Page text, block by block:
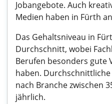
Jobangebote. Auch
Medien haben in Fürth
Das Gehaltsniveau in
Durchschnitt, wobei
Berufen besonders gute
haben.
nach Branche zwischen
jährlich.